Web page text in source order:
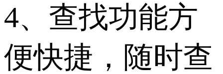
4、查找功能方
便快捷，随时查